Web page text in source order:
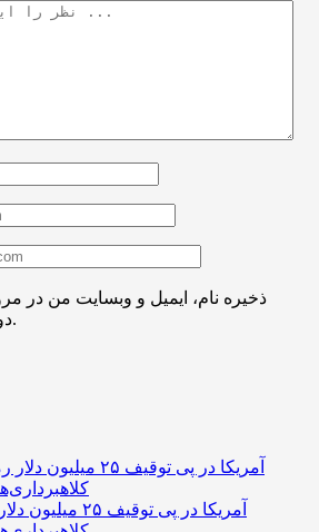
ذخیره نام، ایمیل و وبسایت من در
دوباره دیدگاهی می‌نویسم.
آمریکا در پی